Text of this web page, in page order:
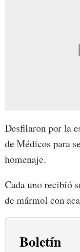
Desfilaron por la
de Médicos para
homenaje.
Cada uno recibió
de mármol con
Boletín